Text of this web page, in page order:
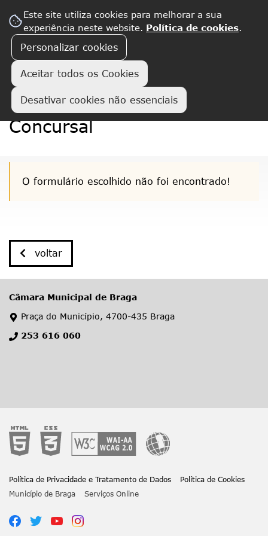
Este site utiliza cookies para melhorar a sua
experiência neste website. Política de cookies.
Personalizar cookies
Aceitar todos os Cookies
Desativar cookies não essenciais
Detalhe de Procedimento
Concursal
O formulário escolhido não foi encontrado!
voltar
Câmara Municipal de Braga
Praça do Município, 4700-435 Braga
253 616 060
Política de Privacidade e Tratamento de Dados
Política de Cookies
Município de Braga
Serviços Online